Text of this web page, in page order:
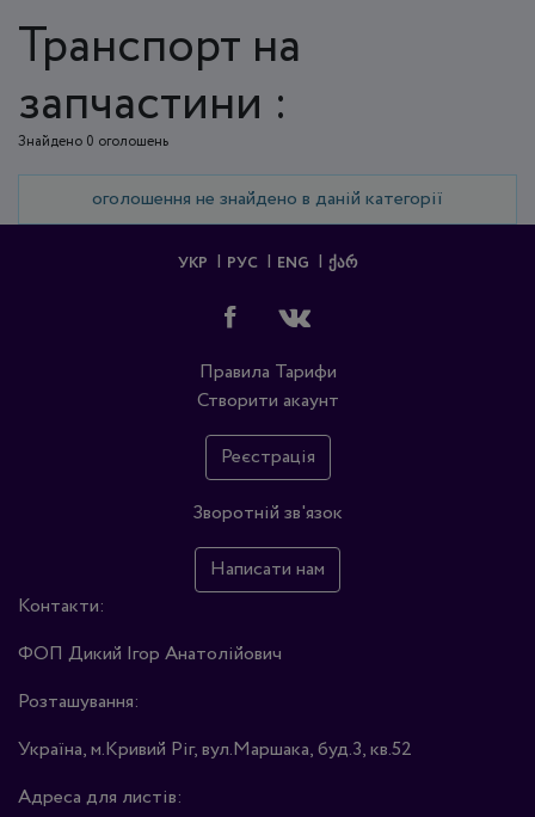
Транспорт на
запчастини :
Знайдено 0 оголошень
оголошення не знайдено в даній категорії
УКР РУС ENG ᲥᲐᲠ
Правила Тарифи
Створити акаунт
Реєстрація
Зворотній зв'язок
Написати нам
Контакти:
ФОП Дикий Ігор Анатолійович
Розташування:
Україна, м.Кривий Ріг, вул.Маршака, буд.3, кв.52
Адреса для листів: